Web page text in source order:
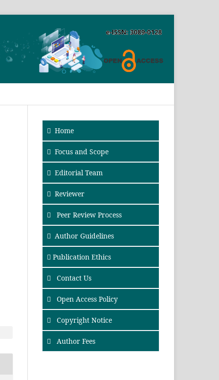
Home
Focus and Scope
Editorial Team
Reviewer
Peer Review Process
Author Guidelines
Publication Ethics
Contact Us
Open Access Policy
Copyright Notice
Author Fees